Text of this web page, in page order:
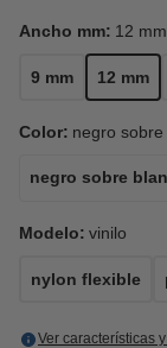
Ancho mm: 12 mm
9 mm 12 mm
Color: negro sobre
negro sobre
Modelo: vinilo
nylon flexible
Ver características